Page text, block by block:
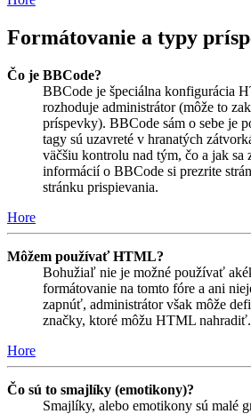
Formátovanie a typy
Čo je BBCode?
BBCode je špeciálna konfigurácia
rozhoduje administrátor (môže to
príspevky). BBCode sám o sebe je
tagy sú uzavreté v hranatých
väčšiu kontrolu nad tým, čo a jak sa
informácií o BBCode si prezrite
stránku prispievania.
Hore
Môžem používať HTML?
Bohužiaľ nie je možné používať
formátovanie na tomto fóre a ani
zapnúť, administrátor však môže
značky, ktoré môžu HTML nahradiť.
Hore
Čo sú to smajlíky (emotikony)?
Smajlíky, alebo emotikony sú malé